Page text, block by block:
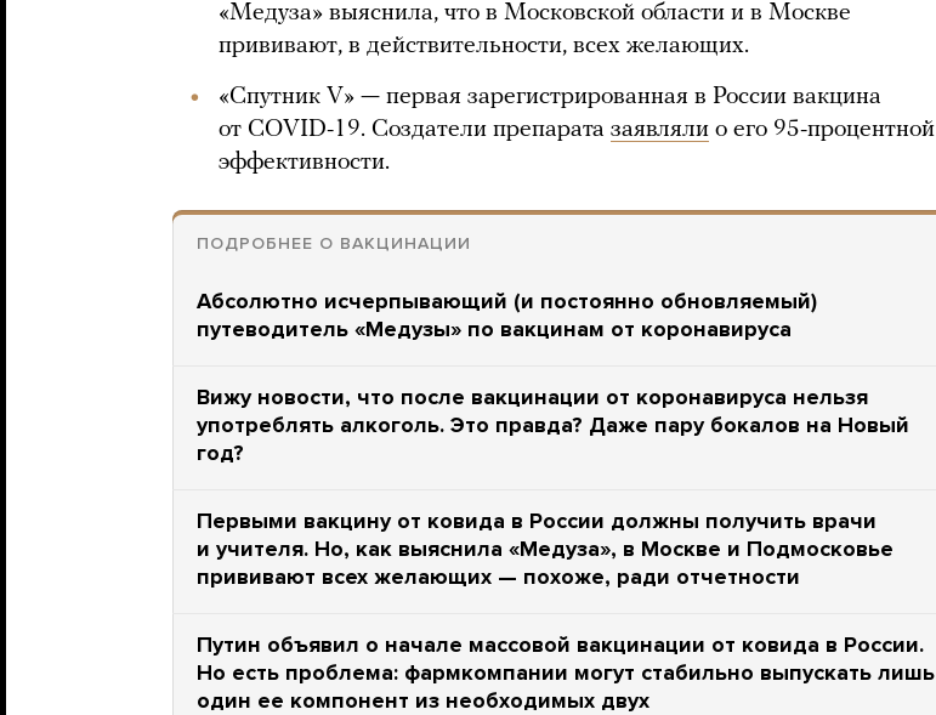
«Медуза» выяснила, что в Московской области и в Москве
прививают, в действительности, всех желающих.
«Спутник V» — первая зарегистрированная в России вакцина
от COVID-19. Создатели препарата заявляли о его 95-процентной
эффективности.
ПОДРОБНЕЕ О ВАКЦИНАЦИИ
Абсолютно исчерпывающий (и постоянно обновляемый)
путеводитель «Медузы» по вакцинам от коронавируса
Вижу новости, что после вакцинации от коронавируса нельзя
употреблять алкоголь. Это правда? Даже пару бокалов на Новый
год?
Первыми вакцину от ковида в России должны получить врачи
и учителя. Но, как выяснила «Медуза», в Москве и Подмосковье
прививают всех желающих — похоже, ради отчетности
Путин объявил о начале массовой вакцинации от ковида в России.
Но есть проблема: фармкомпании могут стабильно выпускать лишь
один ее компонент из необходимых двух